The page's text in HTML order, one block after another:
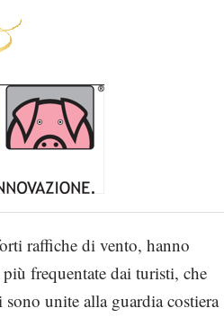
raffiche di vento, hanno
frequentate dai turisti, che
unite alla guardia costiera